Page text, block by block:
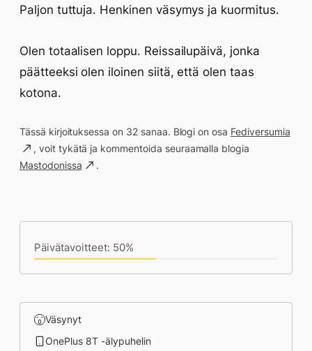
Paljon tuttuja. Henkinen väsymys ja kuormitus.
Olen totaalisen loppu. Reissailupäivä, jonka
päätteeksi olen iloinen siitä, että olen taas
kotona.
Tässä kirjoituksessa on 32 sanaa. Blogi on osa Fediversumia
, voit tykätä ja kommentoida seuraamalla blogia
Mastodonissa
.
Päivätavoitteet: 50%
Väsynyt
OnePlus 8T -älypuhelin